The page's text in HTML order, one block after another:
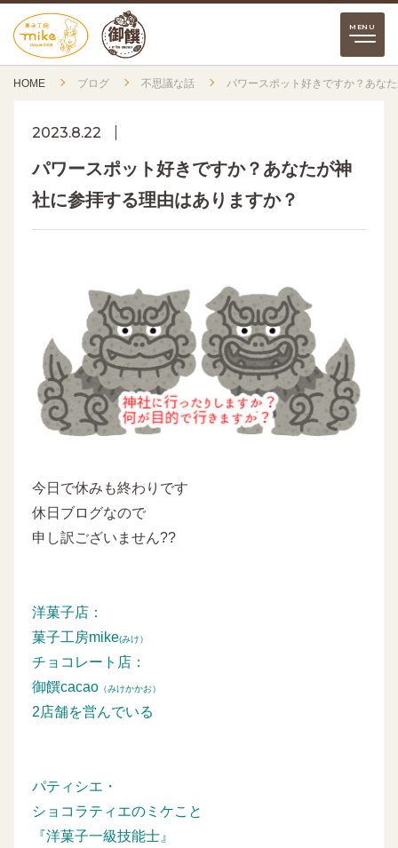
HOME ブログ 不思議な話 パワースポット好きですか？あな
2023.8.22
パワースポット好きですか？あなたが神
社に参拝する理由はありますか？
今日で休みも終わりです
休日ブログなので
申し訳ございません??
洋菓子店：
菓子工房mike(みけ）
チョコレート店：
御饌cacao （みけかかお）
2店舗を営んでいる
パティシエ・
ショコラティエのミケこと
『洋菓子一級技能士』